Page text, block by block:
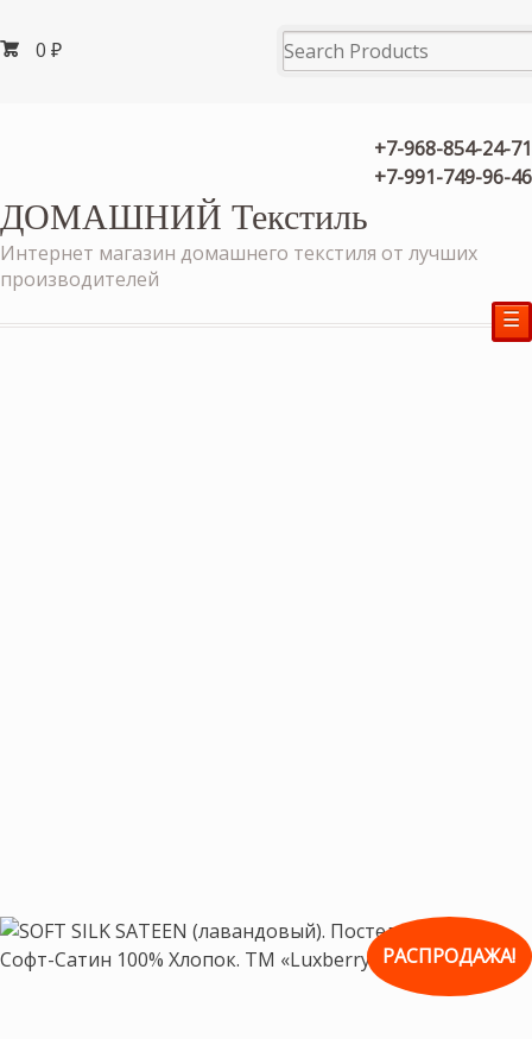
0 ₽
+7-968-854-24-71
+7-991-749-96-46
ДОМАШНИЙ Текстиль
Интернет магазин домашнего текстиля от лучших
производителей
☰
РАСПРОДАЖА!